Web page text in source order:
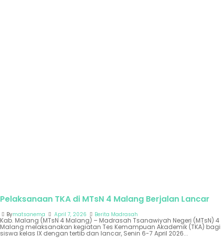
Pelaksanaan TKA di MTsN 4 Malang Berjalan Lancar
Bymatsanema April 7, 2026 Berita Madrasah
Kab. Malang (MTsN 4 Malang) – Madrasah Tsanawiyah Negeri (MTsN) 4
Malang melaksanakan kegiatan Tes Kemampuan Akademik (TKA) bagi
siswa kelas IX dengan tertib dan lancar, Senin 6-7 April 2026...